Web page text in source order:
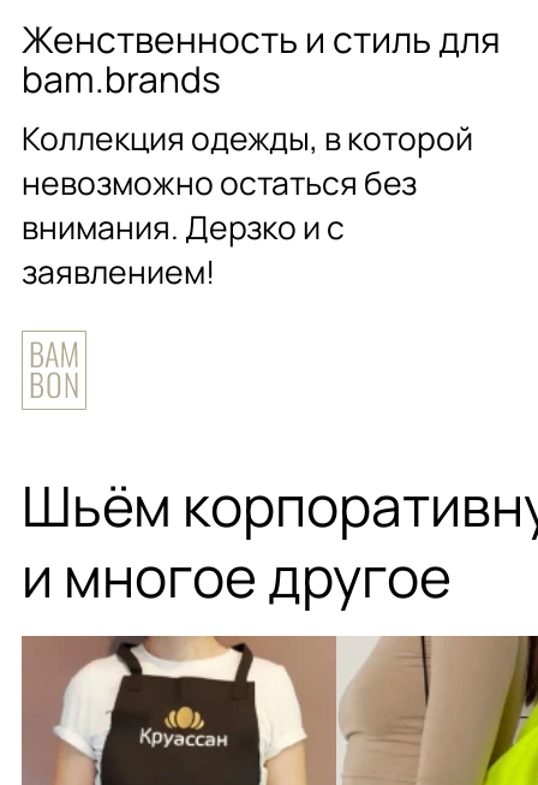
Женственность и стиль для
bam.brands
Коллекция одежды, в которой
невозможно остаться без
внимания. Дерзко и с
заявлением!
Шьём
и многое другое